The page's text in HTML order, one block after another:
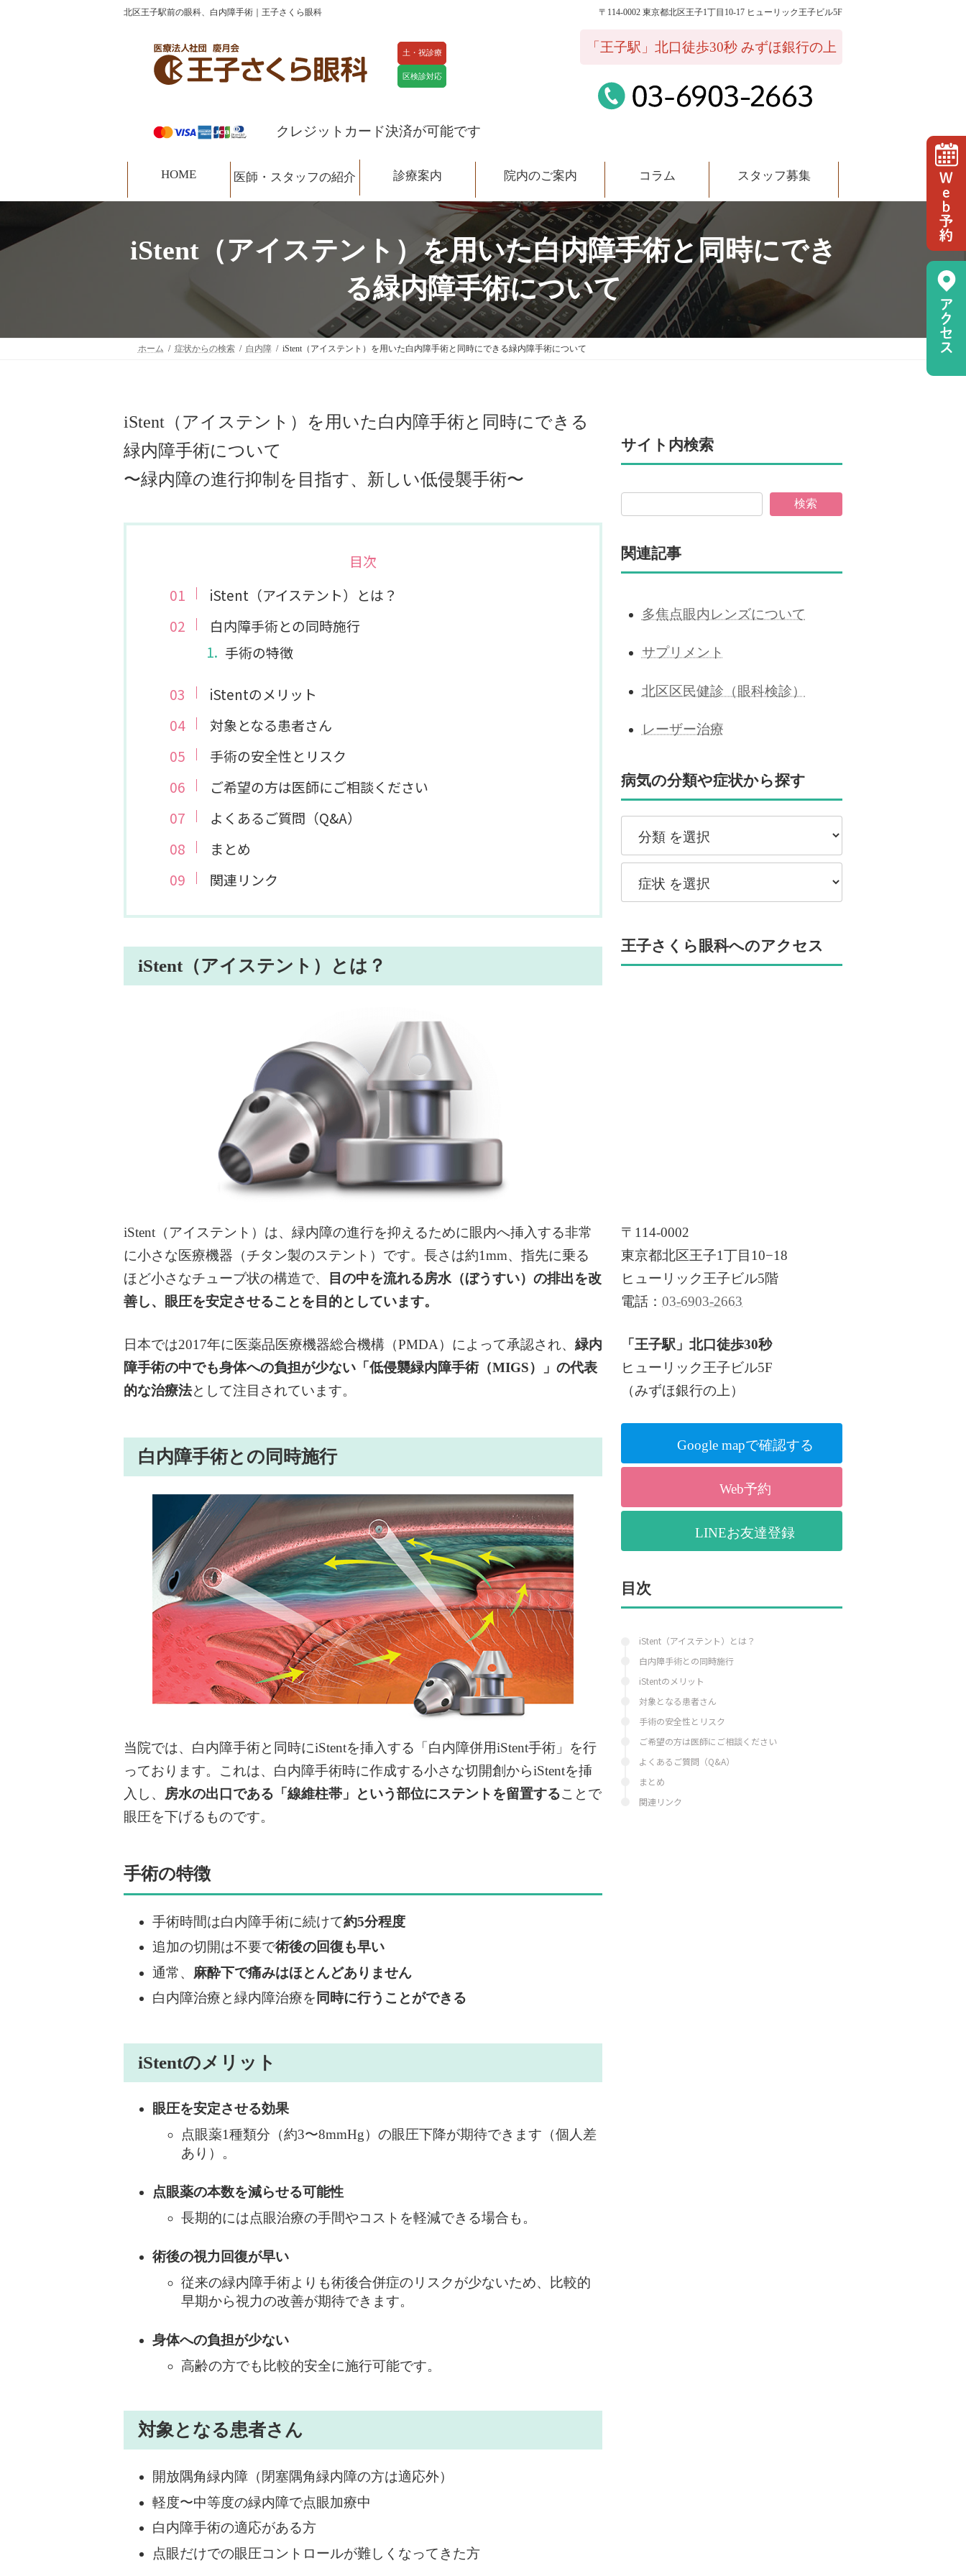
北区王子駅前の眼科、白内障手術｜王子さくら眼科 〒114-0002 東京都北区王子1丁目10-17 ヒューリック王子ビル5F
土・祝診療
区検診対応
クレジットカード決済が可能です
「王子駅」北口徒歩30秒 みずほ銀行の上
HOME 医師・スタッフの紹介 診療案内 院内のご案内 コラム スタッフ募集
iStent（アイステント）を用いた白内障手術と同時にでき
る緑内障手術について
ホーム 症状からの検索 白内障 iStent（アイステント）を用いた白内障手術と同時にできる緑内障手術について
iStent（アイステント）を用いた白内障手術と同時にできる
緑内障手術について
〜緑内障の進行抑制を目指す、新しい低侵襲手術〜
目次
iStent（アイステント）とは？
白内障手術との同時施行
手術の特徴
iStentのメリット
対象となる患者さん
手術の安全性とリスク
ご希望の方は医師にご相談ください
よくあるご質問（Q&A）
まとめ
関連リンク
iStent（アイステント）とは？
iStent（アイステント）は、緑内障の進行を抑えるために眼内へ挿入する非常
に小さな医療機器（チタン製のステント）です。長さは約1mm、指先に乗る
ほど小さなチューブ状の構造で、
目の中を流れる房水（ぼうすい）の排出を改
善し、眼圧を安定させることを目的としています。
日本では2017年に医薬品医療機器総合機構（PMDA）によって承認され、 緑内
障手術の中でも身体への負担が少ない「低侵襲緑内障手術（MIGS）」の代表
的な治療法として注目されています。
白内障手術との同時施行
当院では、白内障手術と同時にiStentを挿入する「白内障併用iStent手術」を行
っております。これは、白内障手術時に作成する小さな切開創からiStentを挿
入し、 房水の出口である「線維柱帯」という部位にステントを留置することで
眼圧を下げるものです。
手術の特徴
手術時間は白内障手術に続けて約5分程度
追加の切開は不要で術後の回復も早い
通常、 麻酔下で痛みはほとんどありません
白内障治療と緑内障治療を 同時に行うことができる
iStentのメリット
眼圧を安定させる効果
点眼薬1種類分（約3〜8mmHg）の眼圧下降が期待できます（個人差
あり）。
点眼薬の本数を減らせる可能性
長期的には点眼治療の手間やコストを軽減できる場合も。
術後の視力回復が早い
従来の緑内障手術よりも術後合併症のリスクが少ないため、比較的
早期から視力の改善が期待できます。
身体への負担が少ない
高齢の方でも比較的安全に施行可能です。
対象となる患者さん
開放隅角緑内障（閉塞隅角緑内障の方は適応外）
軽度〜中等度の緑内障で点眼加療中
白内障手術の適応がある方
点眼だけでの眼圧コントロールが難しくなってきた方
サイト内検索
検索
関連記事
多焦点眼内レンズについて
サプリメント
北区区民健診（眼科検診）
レーザー治療
病気の分類や症状から探す
王子さくら眼科へのアクセス
〒114-0002
東京都北区王子1丁目10−18
ヒューリック王子ビル5階
電話：03-6903-2663
「王子駅」北口徒歩30秒
ヒューリック王子ビル5F
（みずほ銀行の上）
Google mapで確認する
Web予約
LINEお友達登録
目次
iStent（アイステント）とは？
白内障手術との同時施行
iStentのメリット
対象となる患者さん
手術の安全性とリスク
ご希望の方は医師にご相談ください
よくあるご質問（Q&A）
まとめ
関連リンク